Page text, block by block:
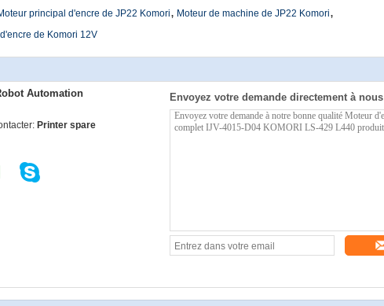
principal d'encre de JP22 Komori, Moteur de machine de JP22 Komori,
de Komori 12V
Automation
Printer spare
Envoyez votre demande directement à nous